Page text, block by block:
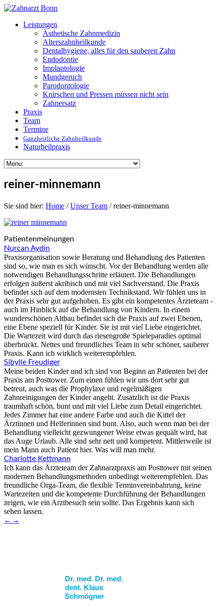
Leistungen
Ästhetische Zahnmedizin
Alterszahnheilkunde
Dentalhygiene, alles für den sauberen Zahn
Endodontie
Implantologie
Mundgeruch
Parodontologie
Knirschen und Pressen müssen nicht sein
Zahnersatz
Praxis
Team
Termine
Ganzheitliche Zahnheilkunde
Naturheil­praxis
reiner-minnemann
Sie sind hier: Home /Unser Team / reiner-minnemann
Patientenmeinungen
Nurcan Aydin
Praxisorganisation sowie Beratung und Behandlung des Patienten
sind so, wie man es sich wünscht. Vor der Behandlung werden alle
notwendigen Behandlungsschritte erläutert. Die Behandlungen
erfolgen äußerst akribisch und mit viel Sachverstand. Die Praxis
befindet sich auf dem modernsten Technikstand. Wir fühlen uns in
der Praxis sehr gut aufgehoben. Es gibt ein kompetentes Ärzteteam -
auch im Hinblick auf die Behandlung von Kindern. In einem
wunderschönen Altbau befindet sich die Praxis auf zwei Ebenen,
eine Ebene speziell für Kinder. Sie ist mit viel Liebe eingerichtet.
Die Wartezeit wird durch das riesengroße Spieleparadies optimal
überbrückt. Nettes und freundliches Team in sehr schöner, sauberer
Praxis. Kann ich wirklich weiterempfehlen.
Sibylle Freudiger
Meine beiden Kinder und ich sind von Beginn an Patienten bei der
Praxis am Posttower. Zum einen fühlen wir uns dort sehr gut
betreut, auch was die Prophylaxe und regelmäßigen
Zahnreinigungen der Kinder angeht. Zusätzlich ist die Praxis
traumhaft schön, bunt und mit viel Liebe zum Detail eingerichtet.
Jedes Zimmer hat eine andere Farbe und auch die Kittel der
Ärztinnen und Helferinnen sind bunt. Also, auch wenn man bei der
Behandlung vielleicht gezwungener Weise etwas gequält wird, hat
das Auge Urlaub. Alle sind sehr nett und kompetent. Mittlerweile ist
mein Mann auch Patient hier. Was will man mehr.
Charlotte Kettmann
Ich kann das Ärzteteam der Zahnarztpraxis am Posttower mit seinen
modernen Behandlungsmethoden unbedingt weiterempfehlen. Das
freundliche Orga-Team, die flexible Terminvereinbahrung, keine
Wartezeiten und die kompetente Durchführung der Behandlungen
zeigen, wie ein Arztbesuch sein sollte. Das Ergebnis kann sich
sehen lassen.
← →
Dr. med. Dr. med.
dent. Klaus
Schmögner